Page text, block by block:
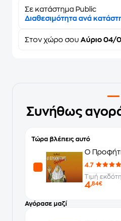
Σε κατάστημα Public
Διαθεσιμότητα ανά
Στον χώρο σου Αύριο 04/
Συνήθως
Τώρα βλέπεις αυτό
Ο
4.7
Τιμή
4,84€
Αγόρασε μαζί